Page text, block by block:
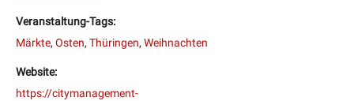
Veranstaltung-Tags:
Märkte, Osten, Thüringen, Weihnachten
Website:
https://citymanagement-